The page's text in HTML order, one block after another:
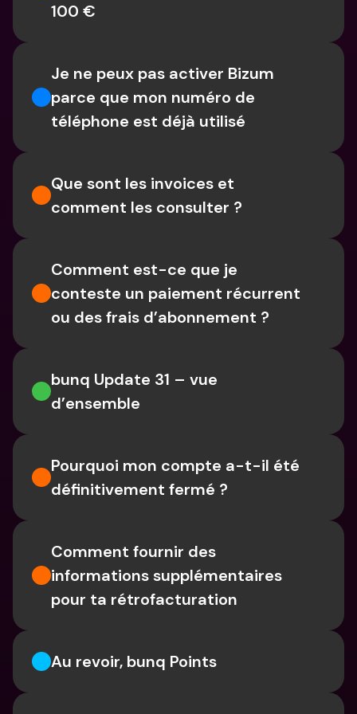
100 €
Je ne peux pas activer Bizum
parce que mon numéro de
téléphone est déjà utilisé
Que sont les invoices et
comment les consulter ?
Comment est-ce que je
conteste un paiement récurrent
ou des frais d’abonnement ?
bunq Update 31 – vue
d’ensemble
Pourquoi mon compte a-t-il été
définitivement fermé ?
Comment fournir des
informations supplémentaires
pour ta rétrofacturation
Au revoir, bunq Points